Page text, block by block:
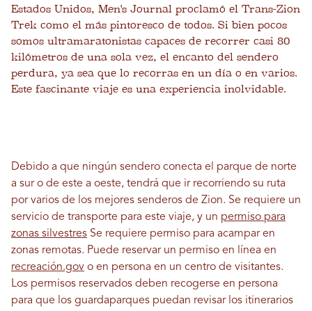
Estados Unidos, Men's Journal proclamó el Trans-Zion
Trek como el más pintoresco de todos. Si bien pocos
somos ultramaratonistas capaces de recorrer casi 80
kilómetros de una sola vez, el encanto del sendero
perdura, ya sea que lo recorras en un día o en varios.
Este fascinante viaje es una experiencia inolvidable.
Debido a que ningún sendero conecta el parque de norte
a sur o de este a oeste, tendrá que ir recorriendo su ruta
por varios de los mejores senderos de Zion. Se requiere un
servicio de transporte para este viaje, y un permiso para
zonas silvestres Se requiere permiso para acampar en
zonas remotas. Puede reservar un permiso en línea en
recreación.gov o en persona en un centro de visitantes.
Los permisos reservados deben recogerse en persona
para que los guardaparques puedan revisar los itinerarios